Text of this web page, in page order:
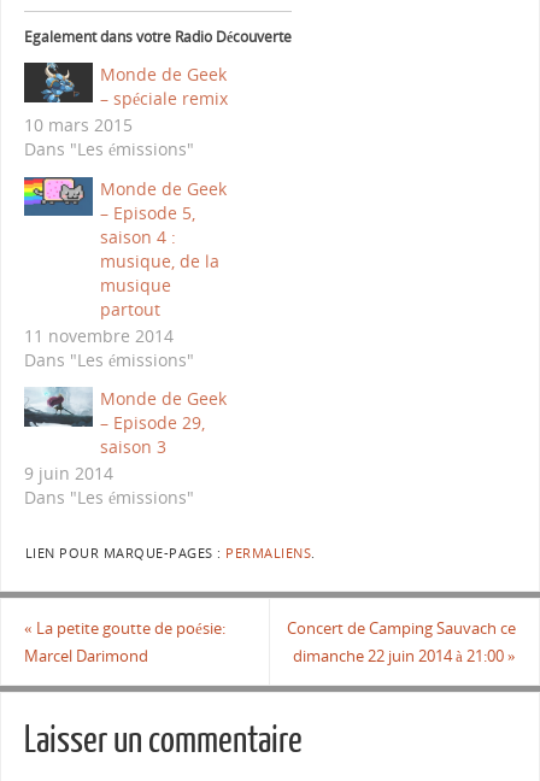
Egalement dans votre Radio Découverte
Monde de Geek
– spéciale remix
10 mars 2015
Dans "Les émissions"
Monde de Geek
– Episode 5,
saison 4 :
musique, de la
musique
partout
11 novembre 2014
Dans "Les émissions"
Monde de Geek
– Episode 29,
saison 3
9 juin 2014
Dans "Les émissions"
LIEN POUR MARQUE-PAGES : PERMALIENS.
« La petite goutte de poésie:
Marcel Darimond
Concert de Camping Sauvach ce
dimanche 22 juin 2014 à 21:00»
Laisser un commentaire